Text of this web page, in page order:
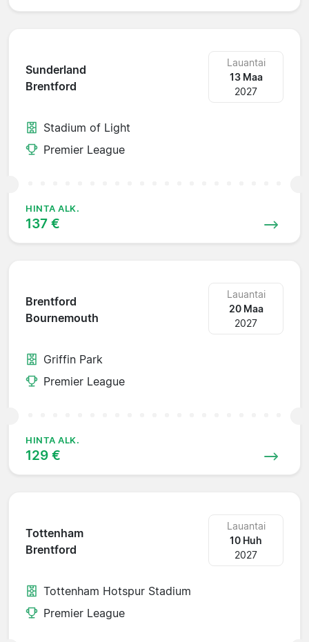
Sunderland
Brentford
Lauantai
13 Maa
2027
Stadium of Light
Premier League
HINTA ALK.
137 €
Brentford
Bournemouth
Lauantai
20 Maa
2027
Griffin Park
Premier League
HINTA ALK.
129 €
Tottenham
Brentford
Lauantai
10 Huh
2027
Tottenham Hotspur Stadium
Premier League